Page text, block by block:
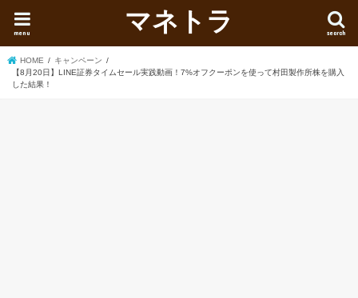
マネトラ search
menu
HOME
キャンペーン
【8月20日】LINE証券タイムセール実践動画！7%オフクーポンを使って村田製作所株を購入
した結果！